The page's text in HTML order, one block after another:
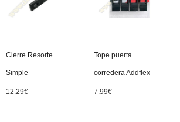
Cierre Resorte
Simple
12.29€
Tope puerta
corredera Addflex
7.99€